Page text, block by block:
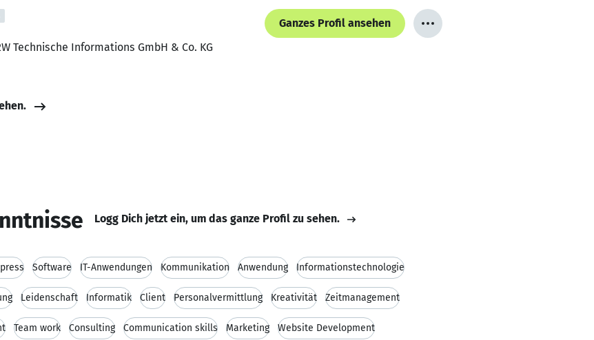
Ganzes Profil ansehen
Technische Informations GmbH & Co. KG
Logg Dich jetzt ein, um das ganze Profil zu sehen.
Software IT-Anwendungen Kommunikation Anwendung Informationstechnologie
Leidenschaft Informatik Client Personalvermittlung Kreativität Zeitmanagement
Team work Consulting Communication skills Marketing Website Development